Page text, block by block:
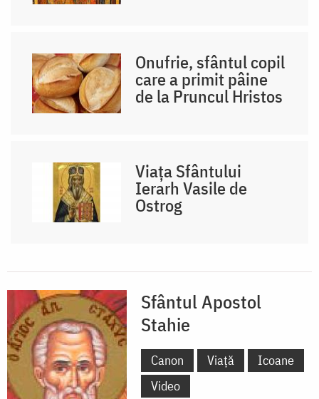
Onufrie, sfântul copil
care a primit pâine
de la Pruncul Hristos
Viața Sfântului
Ierarh Vasile de
Ostrog
Sfântul Apostol
Stahie
Canon Viață
Icoane
Video